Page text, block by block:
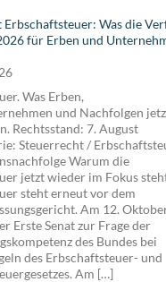
Was die
für Erben und
Was Erben,
und Nachfolgen
Rechtsstand: 7. August
Steuerrecht /
Warum die
jetzt wieder im Fokus
steht erneut vor dem
Am 12.
Erste Senat zur Frage der
des Bundes bei
des Erbschaftsteuer- und
Am […]